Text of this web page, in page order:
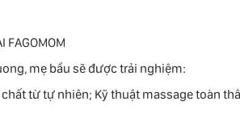
FAGOMOM
mẹ bầu sẽ được trải nghiệm:
từ tự nhiên; Kỹ thuật massage toàn